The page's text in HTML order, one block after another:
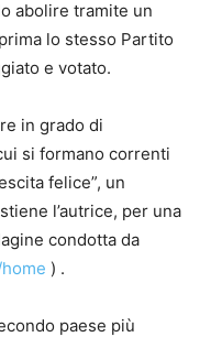
abolire tramite un
lo stesso Partito
e votato.
in grado di
si formano correnti
felice”, un
l’autrice, per una
condotta da
) .
paese più